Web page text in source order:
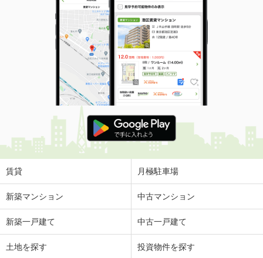
賃貸 月極駐車場
新築マンション 中古マンション
新築一戸建て 中古一戸建て
土地を探す 投資物件を探す